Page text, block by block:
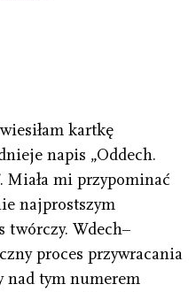
kartkę
napis „Oddech.
Miała mi przypominać
najprostszym
twórczy. Wdech–
proces przywracania
nad tym numerem